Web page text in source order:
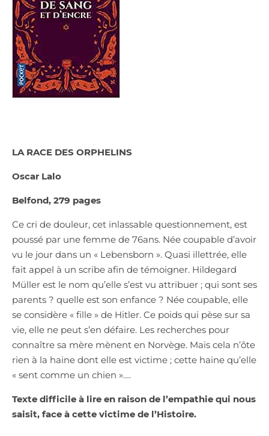
LA RACE DES ORPHELINS
Oscar Lalo
Belfond, 279 pages
Ce cri de douleur, cet inlassable questionnement, est
poussé par une femme de 76ans. Née coupable d’avoir
vu le jour dans un « Lebensborn ». Quasi illettrée, elle
fait appel à un scribe afin de témoigner. Hildegard
Müller est le nom qu’elle s’est vu attribuer ; qui sont ses
parents ? quelle est son enfance ? Née coupable, elle
se considère « fille » de Hitler. Ce poids qui pèse sur sa
vie, elle ne peut s’en défaire. Les recherches pour
connaître sa mère mènent en Norvège. Mais cela n’ôte
rien à la haine dont elle est victime ; cette haine qu’elle
« sent comme un chien »….
Texte difficile à lire en raison de l’empathie qui nous
saisit, face à cette victime de l’Histoire.